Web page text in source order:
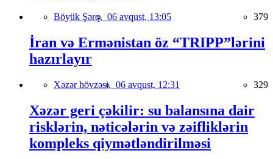
Böyük Şərq, 06 avqust, 13:05 379
İran və Ermənistan öz “TRIPP”lərini
hazırlayır
Xəzər hövzəsi, 06 avqust, 12:31 329
Xəzər geri çəkilir: su balansına dair
risklərin, nəticələrin və zəifliklərin
kompleks qiymətləndirilməsi